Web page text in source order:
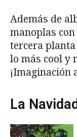
Además de
manoplas
tercera
lo más cool y
¡Imaginación
La